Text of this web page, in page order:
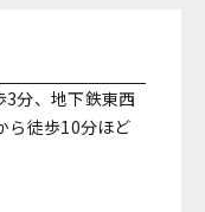
3分、地下鉄東西
ら徒歩10分ほど